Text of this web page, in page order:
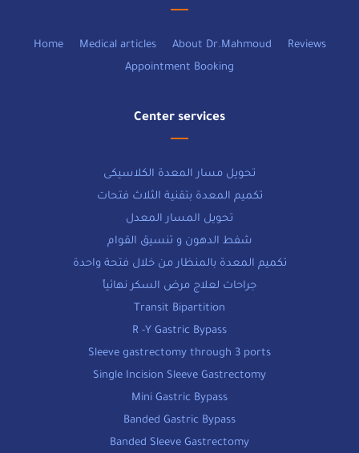
Home Medical articles About Dr.Mahmoud
Reviews
Appointment Booking
Center services
تحويل مسار المعدة الكلاسيكى
تكميم المعدة بتقنية الثلاث فتحات
تحويل المسار المعدل
شفط الدهون و تنسيق القوام
تكميم المعدة بالمنظار من خلال فتحة واحدة
جراحات لعلاج مرض السكر نهائياً
Transit Bipartition
R -Y Gastric Bypass
Sleeve gastrectomy through 3 ports
Single Incision Sleeve Gastrectomy
Mini Gastric Bypass
Banded Gastric Bypass
Banded Sleeve Gastrectomy